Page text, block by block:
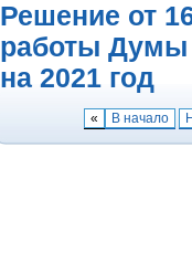
Решение от
работы Думы
на 2021 год
« В начало